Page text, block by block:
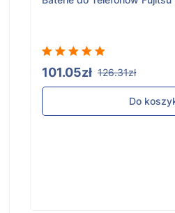
101.05zł 126.31zł
Do